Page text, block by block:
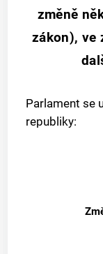
změně
zákon), ve
Parlament se
republiky: